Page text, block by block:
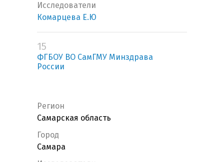
Исследователи
Комарцева Е.Ю
15
ФГБОУ ВО СамГМУ Минздрава
России
Регион
Самарская область
Город
Самара